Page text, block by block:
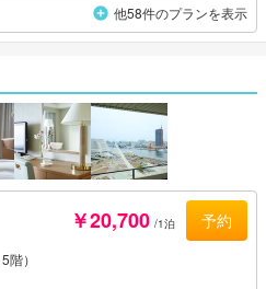
他58件のプランを表示
￥20,700 /1泊 予約
階）